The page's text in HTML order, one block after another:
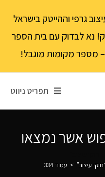
גרפי וההייטק בישראל
- עם 15 שנה ותק! נא לבדוק עם בית הספר
מספר מקומות מוגבל!
תפריט ניווט
אשר נמצאו
עיצוב” > עמוד 334